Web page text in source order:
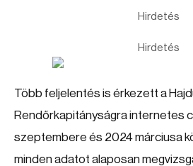
Hirdetés
Hirdetés
Több feljelentés is érkezett a
Rendőrkapitányságra internetes
szeptembere és 2024 márciusa
minden adatot alaposan